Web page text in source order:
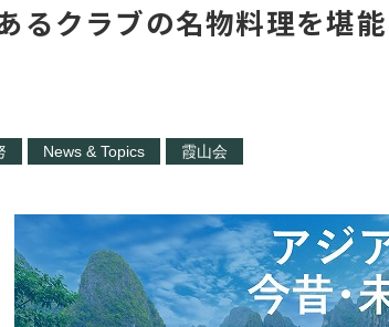
クラブの名物料理を堪
News & Topics 霞山会